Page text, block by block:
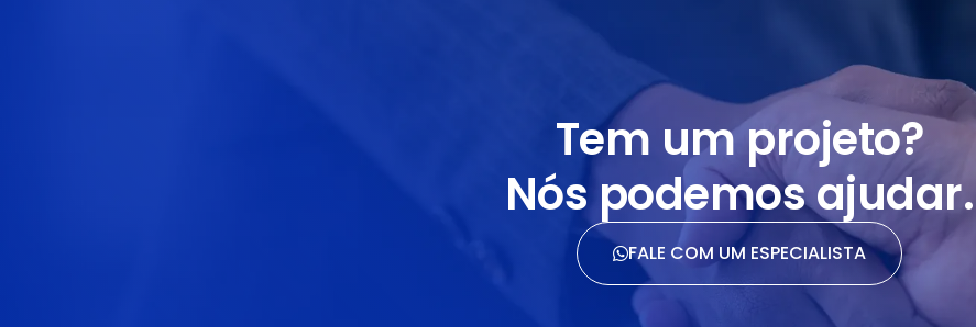
Tem um projeto?
Nós podemos ajudar.
FALE COM UM ESPECIALISTA